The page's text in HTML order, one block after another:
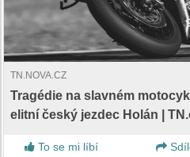
TN.NOVA.CZ
Tragédie na slavném
elitní český jezdec Holán |
To se mi líbí